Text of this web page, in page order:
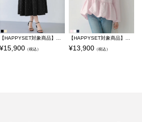
¥15,900 （税込） ¥13,900 （税込）